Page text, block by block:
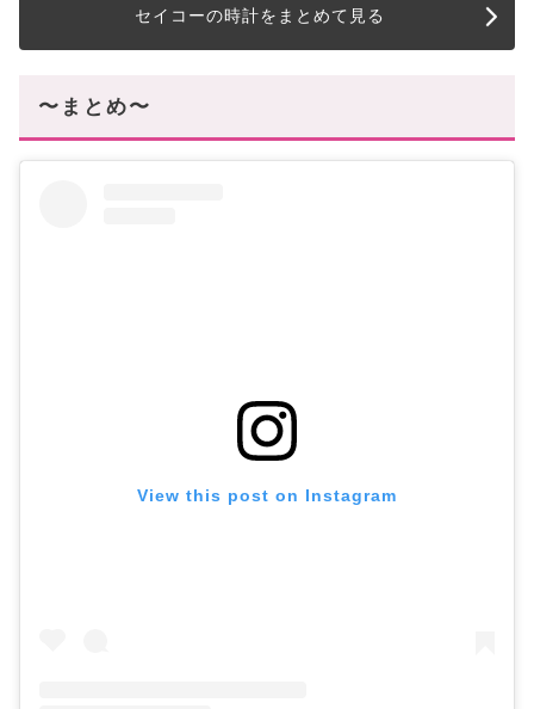
セイコーの時計をまとめて見る
〜まとめ〜
View this post on Instagram